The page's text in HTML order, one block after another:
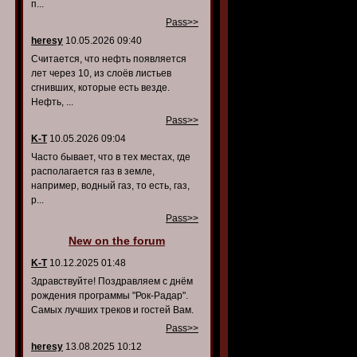
п...
Pass>>
heresy 10.05.2026 09:40
Считается, что нефть появляется
лет через 10, из слоёв листьев
сгнивших, которые есть везде.
Нефть, ...
Pass>>
K-T10.05.2026 09:04
Часто бывает, что в тех местах, где
располагается газ в земле,
например, водный газ, то есть, газ,
р...
Pass>>
New on the forum
K-T10.12.2025 01:48
Здравствуйте! Поздравляем с днём
рождения программы "Рок-Радар".
Самых лучших треков и гостей Вам.
Pass>>
heresy 13.08.2025 10:12